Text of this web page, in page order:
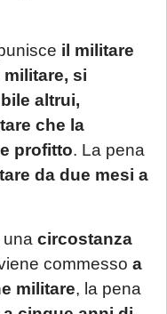
il militare
si
altrui,
che la
profitto. La pena
da due mesi a
circostanza
commesso a
militare, la pena